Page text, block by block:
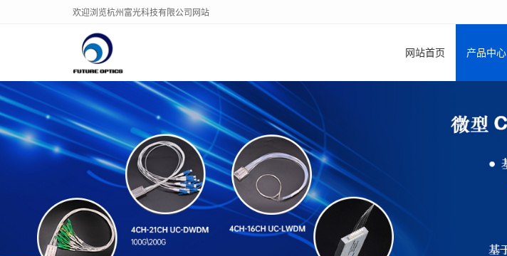
欢迎浏览杭州富光科技有限公司网站
网站首页 产品中心